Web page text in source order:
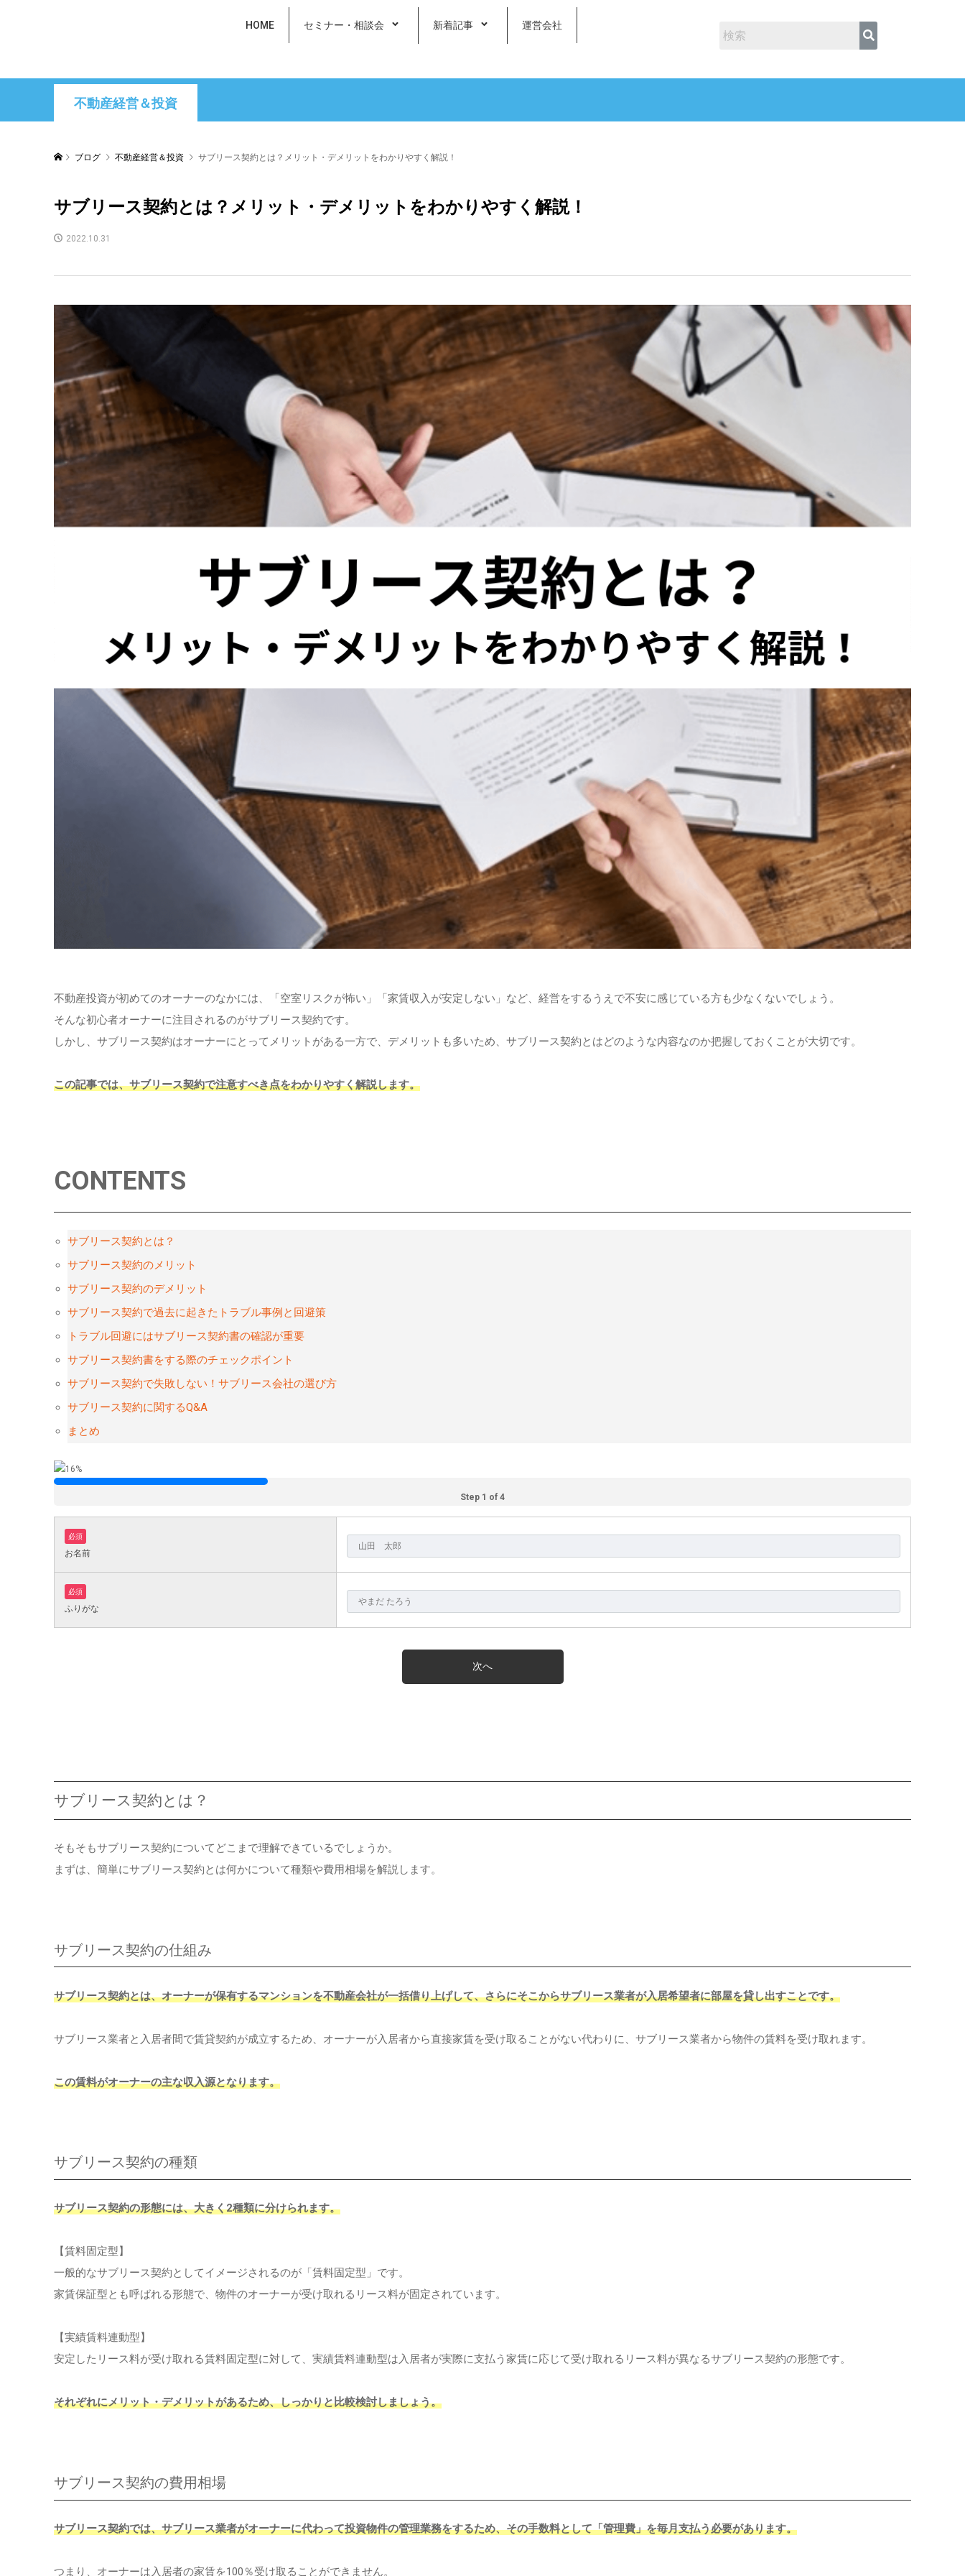
HOME セミナー・相談会 新着記事 運営会社
不動産経営＆投資
ブログ 不動産経営＆投資 サブリース契約とは？メリット・デメリットをわかりやすく解説！
サブリース契約とは？メリット・デメリットをわかりやすく解説！
2022.10.31
不動産投資が初めてのオーナーのなかには、「空室リスクが怖い」「家賃収入が安定しない」など、経営をするうえで不安に感じている方も少なくないでしょう。
そんな初心者オーナーに注目されるのがサブリース契約です。
しかし、サブリース契約はオーナーにとってメリットがある一方で、デメリットも多いため、サブリース契約とはどのような内容なのか把握しておくことが大切です。
この記事では、サブリース契約で注意すべき点をわかりやすく解説します。
CONTENTS
サブリース契約とは？
サブリース契約のメリット
サブリース契約のデメリット
サブリース契約で過去に起きたトラブル事例と回避策
トラブル回避にはサブリース契約書の確認が重要
サブリース契約書をする際のチェックポイント
サブリース契約で失敗しない！サブリース会社の選び方
サブリース契約に関するQ&A
まとめ
Step 1 of 4
必須
お名前
必須
ふりがな
サブリース契約とは？
そもそもサブリース契約についてどこまで理解できているでしょうか。
まずは、簡単にサブリース契約とは何かについて種類や費用相場を解説します。
サブリース契約の仕組み
サブリース契約とは、オーナーが保有するマンションを不動産会社が一括借り上げして、さらにそこからサブリース業者が入居希望者に部屋を貸し出すことです。
サブリース業者と入居者間で賃貸契約が成立するため、オーナーが入居者から直接家賃を受け取ることがない代わりに、サブリース業者から物件の賃料を受け取れます。
この賃料がオーナーの主な収入源となります。
サブリース契約の種類
サブリース契約の形態には、大きく2種類に分けられます。
【賃料固定型】
一般的なサブリース契約としてイメージされるのが「賃料固定型」です。
家賃保証型とも呼ばれる形態で、物件のオーナーが受け取れるリース料が固定されています。
【実績賃料連動型】
安定したリース料が受け取れる賃料固定型に対して、実績賃料連動型は入居者が実際に支払う家賃に応じて受け取れるリース料が異なるサブリース契約の形態です。
それぞれにメリット・デメリットがあるため、しっかりと比較検討しましょう。
サブリース契約の費用相場
サブリース契約では、サブリース業者がオーナーに代わって投資物件の管理業務をするため、その手数料として「管理費」を毎月支払う必要があります。
つまり、オーナーは入居者の家賃を100％受け取ることができません。